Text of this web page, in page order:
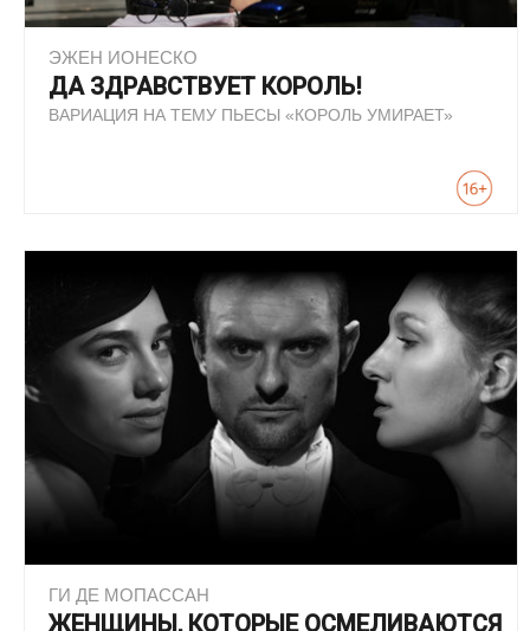
ЭЖЕН ИОНЕСКО
ДА ЗДРАВСТВУЕТ КОРОЛЬ!
ВАРИАЦИЯ НА ТЕМУ ПЬЕСЫ «КОРОЛЬ УМИРАЕТ»
ГИ ДЕ МОПАССАН
ЖЕНЩИНЫ, КОТОРЫЕ ОСМЕЛИВАЮТСЯ